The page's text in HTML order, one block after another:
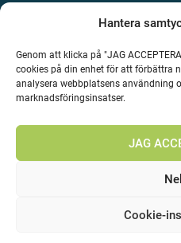
Hantera
Genom att klicka på "JAG
cookies på din enhet för att förbättra
analysera webbplatsens användning
marknadsföringsinsatser.
JAG
Cookie-
Upphovsrätt 2026 Enjoy